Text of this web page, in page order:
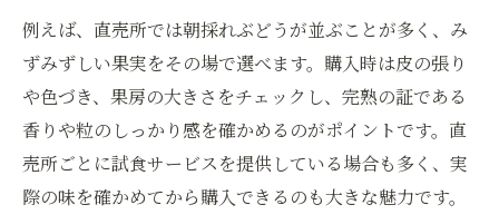
例えば、直売所では朝採れぶどうが並ぶことが多く、み
ずみずしい果実をその場で選べます。購入時は皮の張り
や色づき、果房の大きさをチェックし、完熟の証である
香りや粒のしっかり感を確かめるのがポイントです。直
売所ごとに試食サービスを提供している場合も多く、実
際の味を確かめてから購入できるのも大きな魅力です。